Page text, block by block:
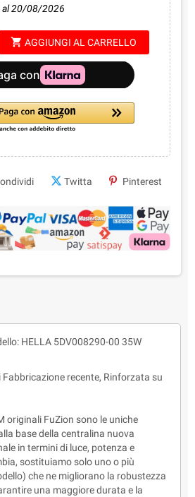
al 20/08/2026
shopping_cart AGGIUNGI AL CARRELLO
Twitta Pinterest
HELLA 5DV008290-00 35W
Fabbricazione recente, Rinforzata su
originali FuZion sono le uniche
base della centralina nuova
in termini di luce, potenza e
sostituiamo solo uno o più
che ne migliorano la robustezza
una maggiore durata e la